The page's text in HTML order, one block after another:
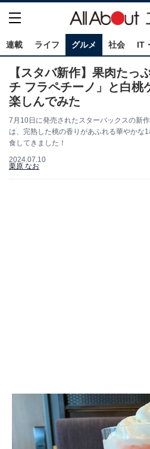
連載 ライフ グルメ 社会 IT
【スタバ新作】果肉たっ
チ フラペチーノ」と白桃
楽しんでみた
7月10日に発売されたスターバックスの新
は、完熟した桃の香りがあふれる華やかな
食してきました！
2024.07.10
栗原 なお